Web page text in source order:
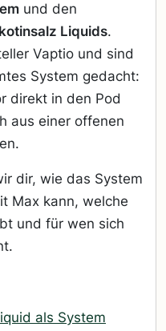
und den
Liquids.
Vaptio und sind
System gedacht:
direkt in den Pod
aus einer offenen
dir, wie das System
Max kann, welche
und für wen sich
als System